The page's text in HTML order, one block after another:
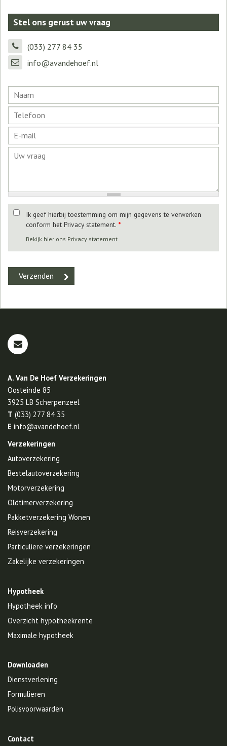
Stel ons gerust uw vraag
(033) 277 84 35
info@avandehoef.nl
Ik geef hierbij toestemming om mijn gegevens te verwerken
conform het Privacy statement. *
Bekijk hier ons Privacy statement
A. Van De Hoef Verzekeringen
Oosteinde 85
3925 LB Scherpenzeel
T (033) 277 84 35
E info@avandehoef.nl
Verzekeringen
Autoverzekering
Bestelautoverzekering
Motorverzekering
Oldtimerverzekering
Pakketverzekering Wonen
Reisverzekering
Particuliere verzekeringen
Zakelijke verzekeringen
Hypotheek
Hypotheek info
Overzicht hypotheekrente
Maximale hypotheek
Downloaden
Dienstverlening
Formulieren
Polisvoorwaarden
Contact